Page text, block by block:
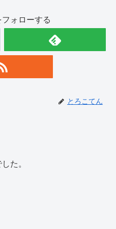
ォローする
とろこてん
た。